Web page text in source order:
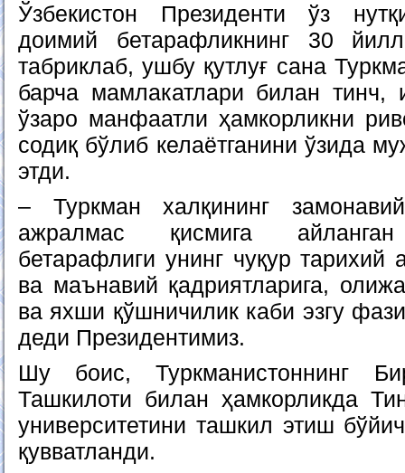
Ўзбекистон Президенти ўз
доимий бетарафликнинг 30
табриклаб, ушбу қутлуғ сана
барча мамлакатлари билан тинч,
ўзаро манфаатли ҳамкорликни
содиқ бўлиб келаётганини ўзида
этди.
– Туркман халқининг
ажралмас қисмига айланган
бетарафлиги унинг чуқур
ва маънавий қадриятларига,
ва яхши қўшничилик каби эзгу
деди Президентимиз.
Шу боис, Туркманистоннинг
Ташкилоти билан ҳамкорликда
университетини ташкил этиш
қувватланди.